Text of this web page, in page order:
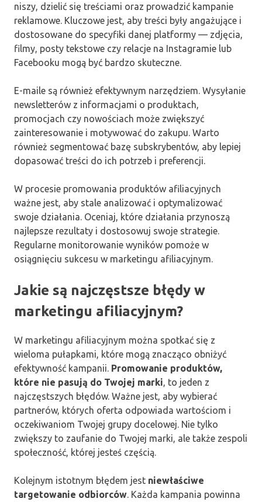
niszy, dzielić się treściami oraz prowadzić kampanie
reklamowe. Kluczowe jest, aby treści były angażujące i
dostosowane do specyfiki danej platformy — zdjęcia,
filmy, posty tekstowe czy relacje na Instagramie lub
Facebooku mogą być bardzo skuteczne.
E-maile są również efektywnym narzędziem. Wysyłanie
newsletterów z informacjami o produktach,
promocjach czy nowościach może zwiększyć
zainteresowanie i motywować do zakupu. Warto
również segmentować bazę subskrybentów, aby lepiej
dopasować treści do ich potrzeb i preferencji.
W procesie promowania produktów afiliacyjnych
ważne jest, aby stale analizować i optymalizować
swoje działania. Oceniaj, które działania przynoszą
najlepsze rezultaty i dostosowuj swoje strategie.
Regularne monitorowanie wyników pomoże w
osiągnięciu sukcesu w marketingu afiliacyjnym.
Jakie są najczęstsze błędy w
marketingu afiliacyjnym?
W marketingu afiliacyjnym można spotkać się z
wieloma pułapkami, które mogą znacząco obniżyć
efektywność kampanii. Promowanie produktów,
które nie pasują do Twojej marki, to jeden z
najczęstszych błędów. Ważne jest, aby wybierać
partnerów, których oferta odpowiada wartościom i
oczekiwaniom Twojej grupy docelowej. Nie tylko
zwiększy to zaufanie do Twojej marki, ale także zespoli
społeczność, której jesteś częścią.
Kolejnym istotnym błędem jest niewłaściwe
targetowanie odbiorców. Każda kampania powinna